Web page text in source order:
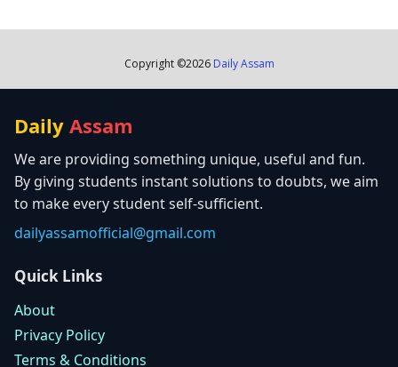
Copyright ©2026 Daily Assam
Daily Assam
We are providing something unique, useful and fun.
By giving students instant solutions to doubts, we aim
to make every student self-sufficient.
dailyassamofficial@gmail.com
Quick Links
About
Privacy Policy
Terms & Conditions